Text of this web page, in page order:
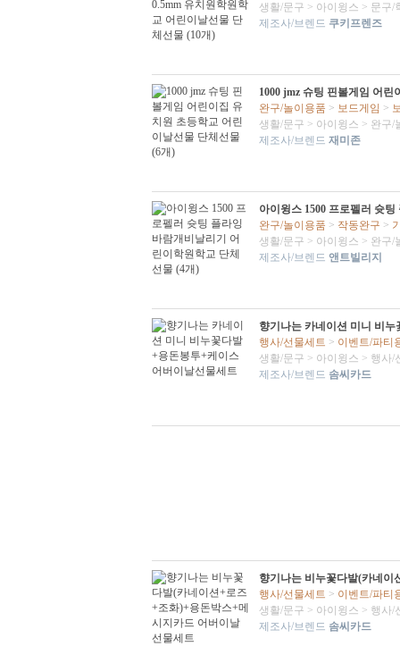
생활/문구 > 아이윙스 > 문구/
제조사/브렌드 쿠키프렌즈
1000 jmz 슈팅 핀볼게임 어
완구/놀이용품 > 보드게임 >
생활/문구 > 아이윙스 > 완구/
제조사/브렌드 재미존
아이윙스 1500 프로펠러 슛
완구/놀이용품 > 작동완구 >
생활/문구 > 아이윙스 > 완구/
제조사/브렌드 앤트빌리지
향기나는 카네이션 미니 비
행사/선물세트 > 이벤트/파티
생활/문구 > 아이윙스 > 행사/
제조사/브렌드 솜씨카드
향기나는 비누꽃다발(카네이
행사/선물세트 > 이벤트/파티
생활/문구 > 아이윙스 > 행사/
제조사/브렌드 솜씨카드